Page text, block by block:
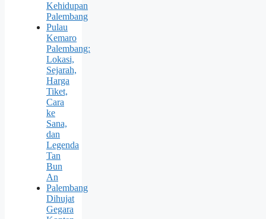
Kehidupan
Palembang
Pulau
Kemaro
Palembang:
Lokasi,
Sejarah,
Harga
Tiket,
Cara
ke
Sana,
dan
Legenda
Tan
Bun
An
Palembang
Dihujat
Gegara